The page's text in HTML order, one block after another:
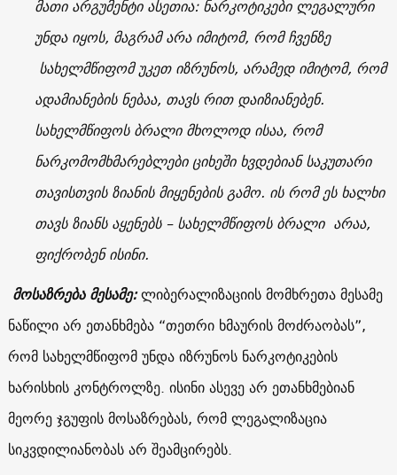
მათი არგუმენტი ასეთია: ნარკოტიკები ლეგალური
უნდა იყოს, მაგრამ არა იმიტომ, რომ ჩვენზე
სახელმწიფომ უკეთ იზრუნოს, არამედ იმიტომ, რომ
ადამიანების ნებაა, თავს რით დაიზიანებენ.
სახელმწიფოს ბრალი მხოლოდ ისაა, რომ
ნარკომომხმარებლები ციხეში ხვდებიან საკუთარი
თავისთვის ზიანის მიყენების გამო. ის რომ ეს ხალხი
თავს ზიანს აყენებს – სახელმწიფოს ბრალი არაა,
ფიქრობენ ისინი.
მოსაზრება მესამე:ლიბერალიზაციის მომხრეთა მესამე
ნაწილი არ ეთანხმება “თეთრი ხმაურის მოძრაობას”,
რომ სახელმწიფომ უნდა იზრუნოს ნარკოტიკების
ხარისხის კონტროლზე. ისინი ასევე არ ეთანხმებიან
მეორე ჯგუფის მოსაზრებას, რომ ლეგალიზაცია
სიკვდილიანობას არ შეამცირებს.